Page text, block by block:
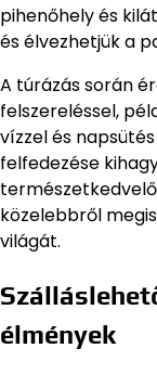
pihenőhely és
és élvezhetjük a
A túrázás során
felszereléssel,
vízzel és
felfedezése
közelebbről
világát.
élmények